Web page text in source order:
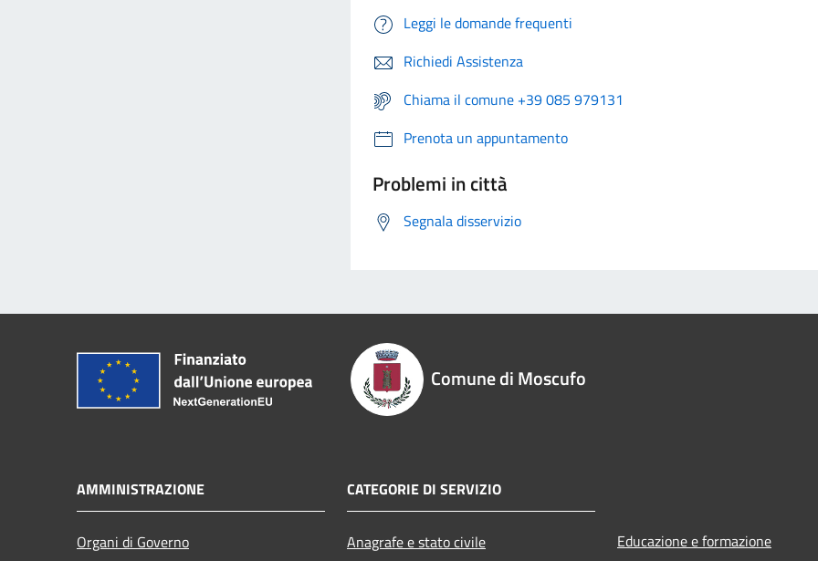
Leggi le domande frequenti
Richiedi Assistenza
Chiama il comune +39 085 979131
Prenota un appuntamento
Problemi in città
Segnala disservizio
Comune di Moscufo
AMMINISTRAZIONE
Organi di Governo
CATEGORIE DI SERVIZIO
Anagrafe e stato civile
Educazione e formazione